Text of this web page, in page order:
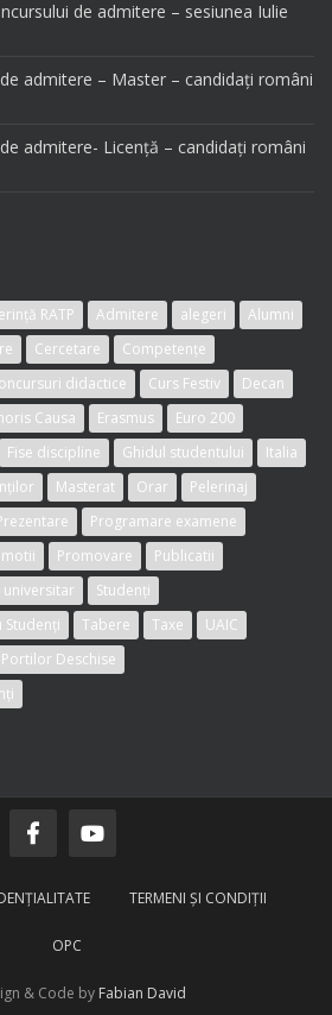
de admitere – sesiunea Iulie
admitere – Master – candidați români
admitere- Licență – candidați români
RATP Admitere alegeri
Alumni
Cercetare
Competențe
didactice Curs Festiv
Decan
Causa Erasmus
Euro 200
Fise discipline Ghidul studentului
Italia
Masterat Orar
Pelerinaj
Programare examene
Promovare
Publicatii
universitar
Studenți
Studenți
Tabere Taxe
UAIC
Deschise
TERMENI ŞI CONDIŢII
OPC
& Code by Fabian David